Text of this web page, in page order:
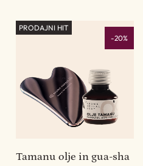
-20%
PRODAJNI HIT
Tamanu olje in gua-sha